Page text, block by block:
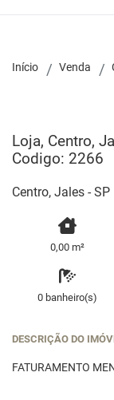
Início Venda
Loja, Centro,
Codigo: 2266
Centro, Jales - SP
0,00 m²
0 banheiro(s)
DESCRIÇÃO DO
FATURAMENTO